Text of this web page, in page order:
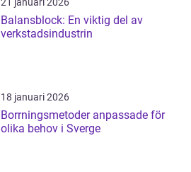
Balansblock: En viktig del av
verkstadsindustrin
18 januari 2026
Borrningsmetoder anpassade för
olika behov i Sverge